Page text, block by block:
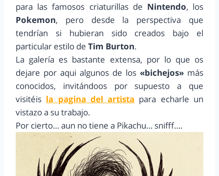
para las famosos criaturillas de Nintendo, los
Pokemon, pero desde la perspectiva que
tendrían si hubieran sido creados bajo el
particular estilo de Tim Burton.
La galería es bastante extensa, por lo que os
dejare por aqui algunos de los «bichejos» más
conocidos, invitándoos por supuesto a que
visitéis la pagina del artista para echarle un
vistazo a su trabajo.
Por cierto… aun no tiene a Pikachu… snifff….